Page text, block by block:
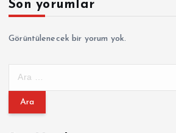
Son yorumlar
Görüntülenecek bir yorum yok.
m